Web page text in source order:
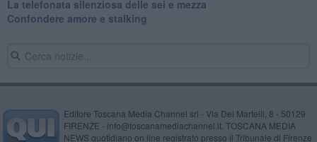
La telefonata silenziosa delle sei e mezza
​Confondere amore e stalking
Editore Toscana Media Channel srl - Via Dei Martelli, 8 - 50129
FIRENZE - info@toscanamediachannel.it. TOSCANA MEDIA
NEWS quotidiano on line registrato presso il Tribunale di Firenze